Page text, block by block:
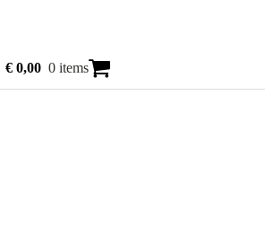
€ 0,00 0 items